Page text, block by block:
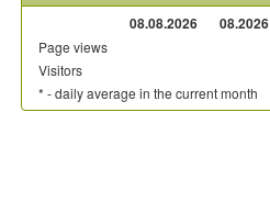
08.08.2026 08.2026
Page views
Visitors
* - daily average in the current month